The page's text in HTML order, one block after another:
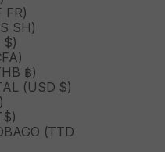
FR)
SH)
$)
฿)
(USD $)
(TTD